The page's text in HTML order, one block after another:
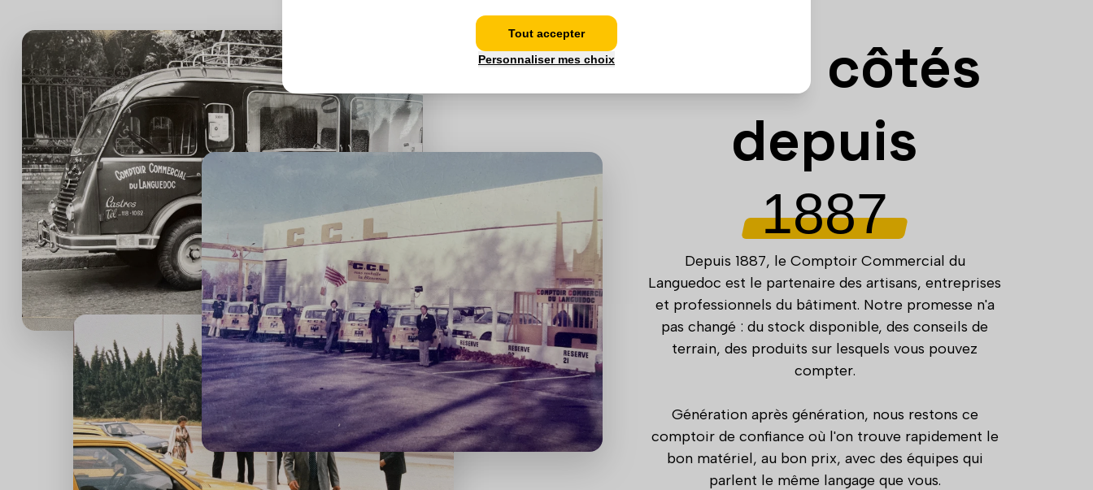
Tout accepter
Personnaliser mes choix
À vos côtés
depuis
1887
Depuis 1887, le Comptoir Commercial du
Languedoc est le partenaire des artisans, entreprises
et professionnels du bâtiment. Notre promesse n'a
pas changé : du stock disponible, des conseils de
terrain, des produits sur lesquels vous pouvez
compter.
Génération après génération, nous restons ce
comptoir de confiance où l'on trouve rapidement le
bon matériel, au bon prix, avec des équipes qui
parlent le même langage que vous.